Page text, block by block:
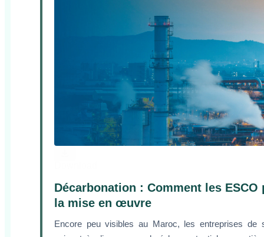
Décarbonation : Comment les
la mise en œuvre
Encore peu visibles au Maroc, les entreprises de